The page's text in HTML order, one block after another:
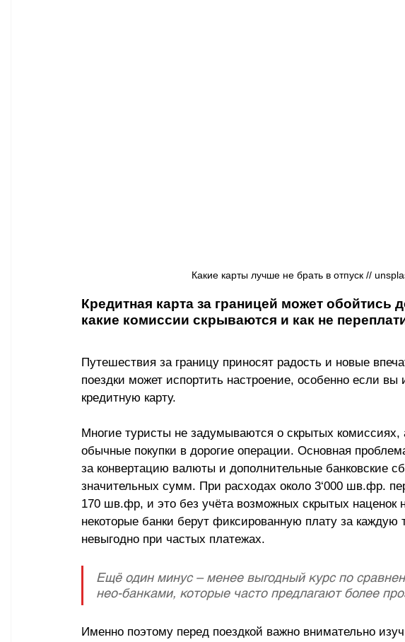
Какие карты лучше не брать в отпуск //
Кредитная карта за границей может обойтись
какие комиссии скрываются и как не
Путешествия за границу приносят радость и новые
поездки может испортить настроение, особенно если
кредитную карту.
Многие туристы не задумываются о скрытых
обычные покупки в дорогие операции. Основная
за конвертацию валюты и дополнительные банковские
значительных сумм. При расходах около 3‘000 шв.фр.
170 шв.фр, и это без учёта возможных скрытых наценок
некоторые банки берут фиксированную плату за каждую
невыгодно при частых платежах.
Ещё один минус – менее выгодный курс по
нео-банками, которые часто предлагают более
Именно поэтому перед поездкой важно внимательно